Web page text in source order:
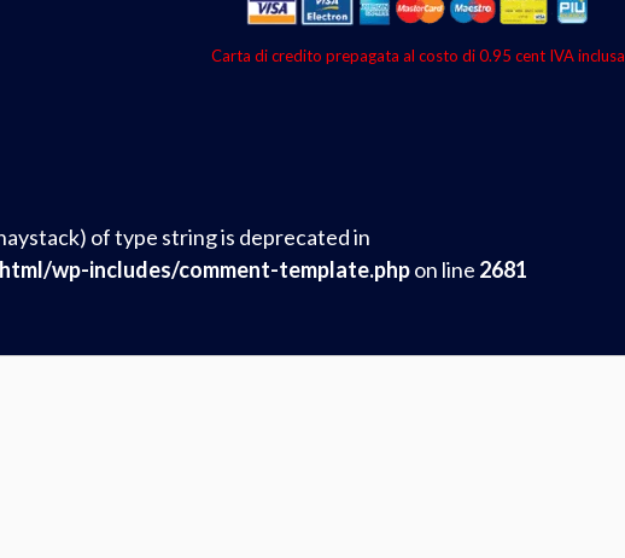
Carta di credito prepagata al costo di 0.95 cent IVA inclusa
of type string is deprecated in
wp-includes/comment-template.phpon line 2681